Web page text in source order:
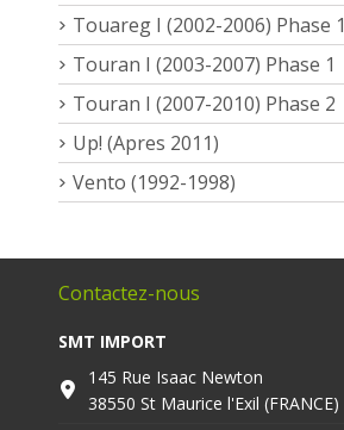
Touareg I (2002-2006) Phase 1
Touran I (2003-2007) Phase 1
Touran I (2007-2010) Phase 2
Up! (Apres 2011)
Vento (1992-1998)
Contactez-nous
SMT IMPORT
145 Rue Isaac Newton
38550 St Maurice l'Exil (FRANCE)